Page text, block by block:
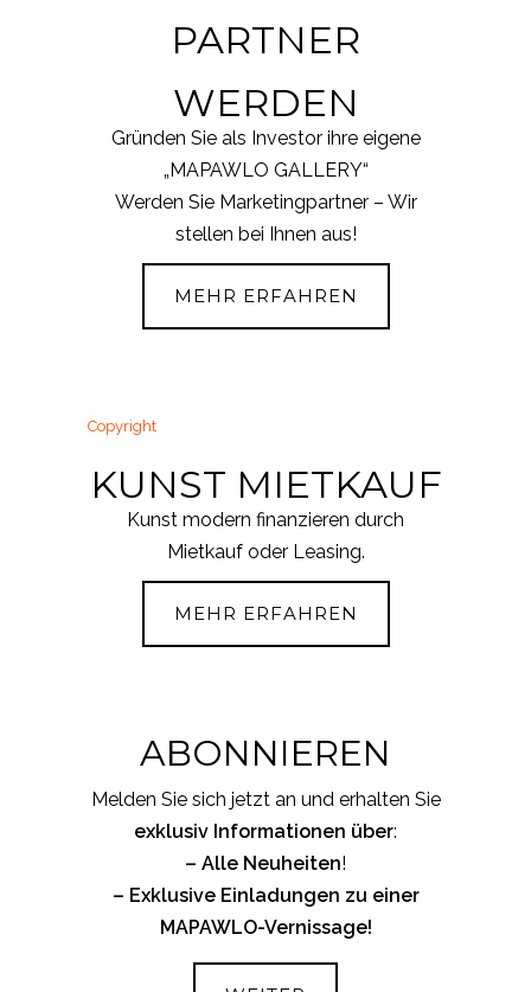
PARTNER
WERDEN
Gründen Sie als Investor ihre eigene
„MAPAWLO GALLERY“
Werden Sie Marketingpartner – Wir
stellen bei Ihnen aus!
MEHR ERFAHREN
KUNST MIETKAUF
Kunst modern finanzieren durch
Mietkauf oder Leasing.
MEHR ERFAHREN
ABONNIEREN
Melden Sie sich jetzt an und erhalten Sie
exklusiv Informationen über:
– Alle Neuheiten!
– Exklusive Einladungen zu einer
MAPAWLO-Vernissage!